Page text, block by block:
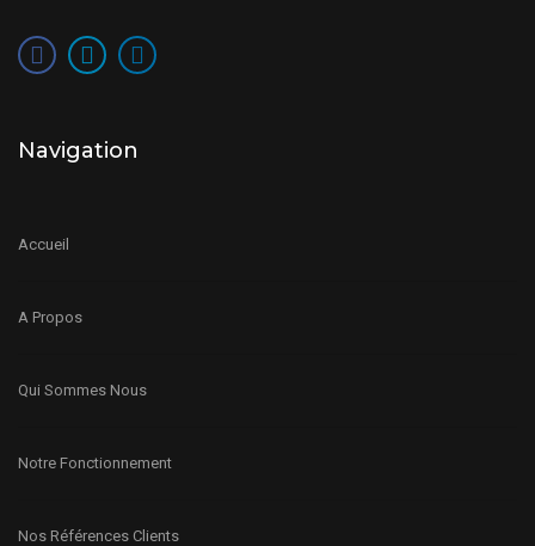
Navigation
Accueil
A Propos
Qui Sommes Nous
Notre Fonctionnement
Nos Références Clients